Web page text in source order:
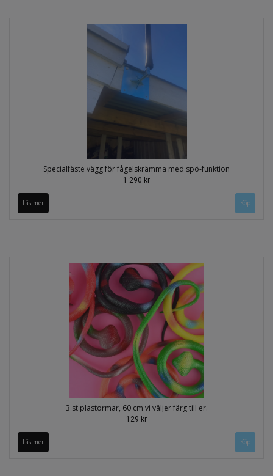
Specialfäste vägg för fågelskrämma med spö-funktion
1 290 kr
Läs mer
3 st plastormar, 60 cm vi väljer färg till er.
129 kr
Läs mer